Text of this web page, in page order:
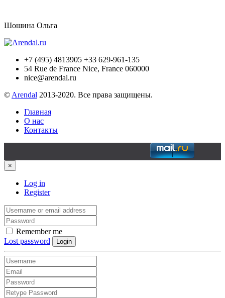
Шошина Ольга
+7 (495) 4813905 +33 629-961-135
54 Rue de France Nice, France 060000
nice@arendal.ru
© Arendal 2013-2020. Все права защищены.
Главная
О нас
Контакты
×
Log in
Register
Remember me
Lost password
Login